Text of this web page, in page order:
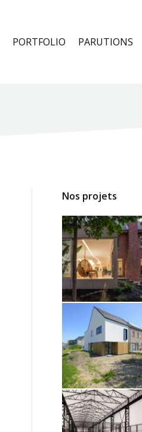
PORTFOLIO PARUTIONS
Nos projets